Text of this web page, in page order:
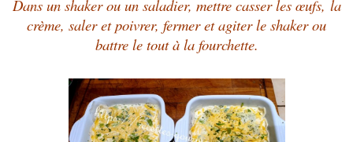
Dans un shaker ou un saladier, mettre casser les œufs, la
crème, saler et poivrer, fermer et agiter le shaker ou
battre le tout à la fourchette.